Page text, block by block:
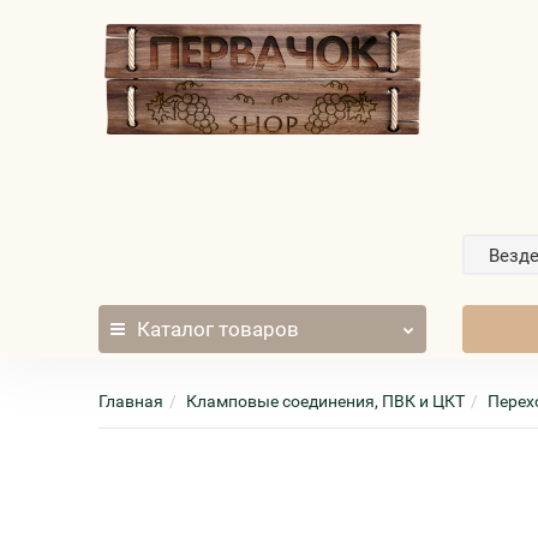
Везде
Каталог товаров
Главная Кламповые соединения, ПВК и ЦКТ